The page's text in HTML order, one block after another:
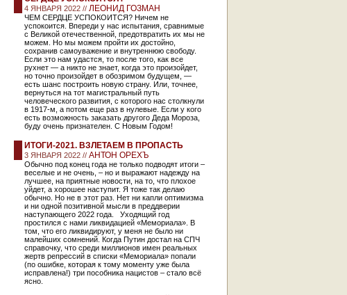
4 ЯНВАРЯ 2022 // ЛЕОНИД ГОЗМАН
ЧЕМ СЕРДЦЕ УСПОКОИТСЯ? Ничем не
успокоится. Впереди у нас испытания, сравнимые
с Великой отечественной, предотвратить их мы не
можем. Но мы можем пройти их достойно,
сохранив самоуважение и внутреннюю свободу.
Если это нам удастся, то после того, как все
рухнет — а никто не знает, когда это произойдет,
но точно произойдет в обозримом будущем, —
есть шанс построить новую страну. Или, точнее,
вернуться на тот магистральный путь
человеческого развития, с которого нас столкнули
в 1917-м, а потом еще раз в нулевые. Если у кого
есть возможность заказать другого Деда Мороза,
буду очень признателен. С Новым Годом!
ИТОГИ-2021. ВЗЛЕТАЕМ В ПРОПАСТЬ
3 ЯНВАРЯ 2022 // АНТОН ОРЕХЪ
Обычно под конец года не только подводят итоги –
веселые и не очень, – но и выражают надежду на
лучшее, на приятные новости, на то, что плохое
уйдет, а хорошее наступит. Я тоже так делаю
обычно. Но не в этот раз. Нет ни капли оптимизма
и ни одной позитивной мысли в преддверии
наступающего 2022 года. Уходящий год
простился с нами ликвидацией «Мемориала». В
том, что его ликвидируют, у меня не было ни
малейших сомнений. Когда Путин достал на СПЧ
справочку, что среди миллионов имен реальных
жертв репрессий в списки «Мемориала» попали
(по ошибке, которая к тому моменту уже была
исправлена!) три пособника нацистов – стало всё
ясно.